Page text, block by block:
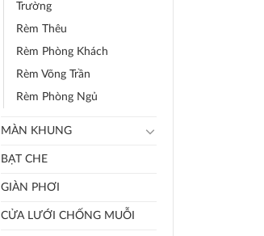
Trường
Rèm Thêu
Rèm Phòng Khách
Rèm Võng Trần
Rèm Phòng Ngủ
MÀN KHUNG
BẠT CHE
GIÀN PHƠI
CỬA LƯỚI CHỐNG MUỖI